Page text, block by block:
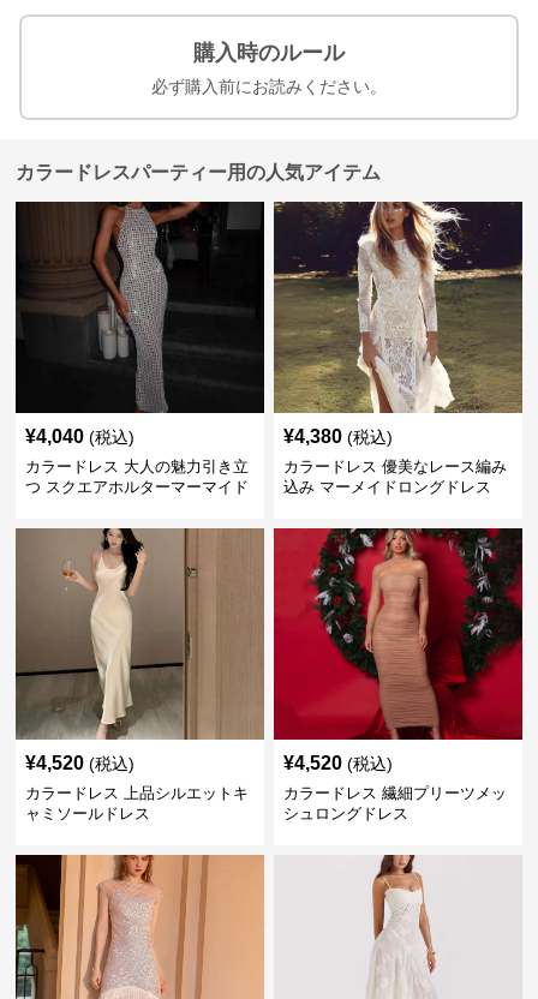
購入時のルール
必ず購入前にお読みください。
カラードレスパーティー用の人気アイテム
¥4,040 (税込)
カラードレス 大人の魅力引き立
つ スクエアホルターマーマイド
¥4,380 (税込)
カラードレス 優美なレース編み
込み マーメイドロングドレス
¥4,520 (税込)
カラードレス 上品シルエットキ
ャミソールドレス
¥4,520 (税込)
カラードレス 繊細プリーツメッ
シュロングドレス